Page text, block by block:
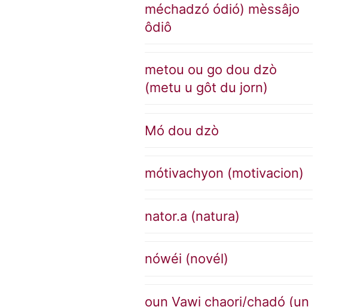
méchadzó ódió) mèssâjo
ôdiô
metou ou go dou dzò
(metu u gôt du jorn)
Mó dou dzò
mótivachyon (motivacion)
nator.a (natura)
nówéi (novél)
oun Vawi chaori/chadó (un